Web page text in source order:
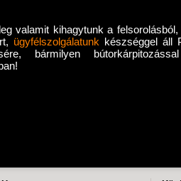
valamit kihagytunk a
ügyfélszolgálatunk készséggel áll
bármilyen